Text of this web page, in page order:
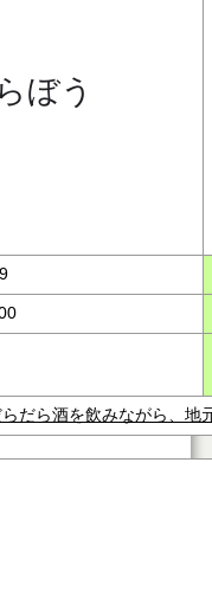
ぼう
らだら酒を飲みながら、地